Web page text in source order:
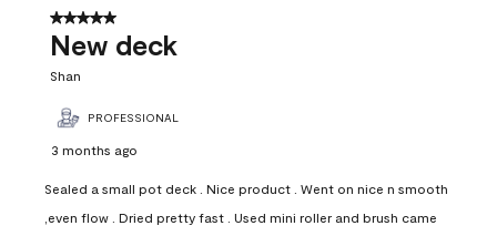
5 out of 5 stars.
New deck
Shan
PROFESSIONAL
3 months ago
Sealed a small pot deck . Nice product . Went on nice n smooth
,even flow . Dried pretty fast . Used mini roller and brush came